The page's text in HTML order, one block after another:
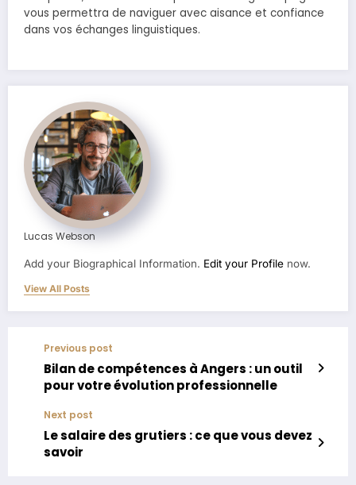
vous permettra de naviguer avec aisance et confiance
dans vos échanges linguistiques.
Lucas Webson
Add your Biographical Information. Edit your Profile now.
View All Posts
Previous post
Bilan de compétences à Angers : un outil
pour votre évolution professionnelle
Next post
Le salaire des grutiers : ce que vous devez
savoir